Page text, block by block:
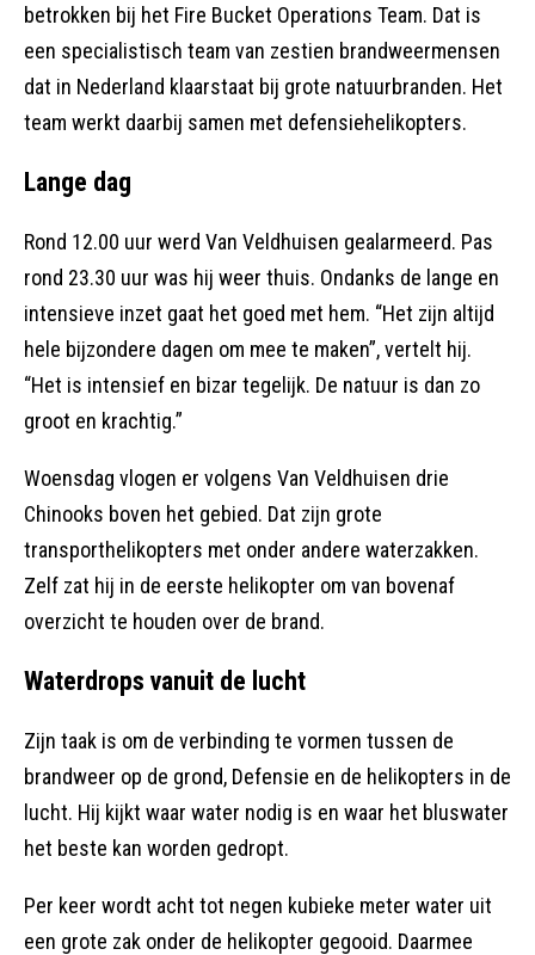
betrokken bij het Fire Bucket Operations Team. Dat is
een specialistisch team van zestien brandweermensen
dat in Nederland klaarstaat bij grote natuurbranden. Het
team werkt daarbij samen met defensiehelikopters.
Lange dag
Rond 12.00 uur werd Van Veldhuisen gealarmeerd. Pas
rond 23.30 uur was hij weer thuis. Ondanks de lange en
intensieve inzet gaat het goed met hem. “Het zijn altijd
hele bijzondere dagen om mee te maken”, vertelt hij.
“Het is intensief en bizar tegelijk. De natuur is dan zo
groot en krachtig.”
Woensdag vlogen er volgens Van Veldhuisen drie
Chinooks boven het gebied. Dat zijn grote
transporthelikopters met onder andere waterzakken.
Zelf zat hij in de eerste helikopter om van bovenaf
overzicht te houden over de brand.
Waterdrops vanuit de lucht
Zijn taak is om de verbinding te vormen tussen de
brandweer op de grond, Defensie en de helikopters in de
lucht. Hij kijkt waar water nodig is en waar het bluswater
het beste kan worden gedropt.
Per keer wordt acht tot negen kubieke meter water uit
een grote zak onder de helikopter gegooid. Daarmee